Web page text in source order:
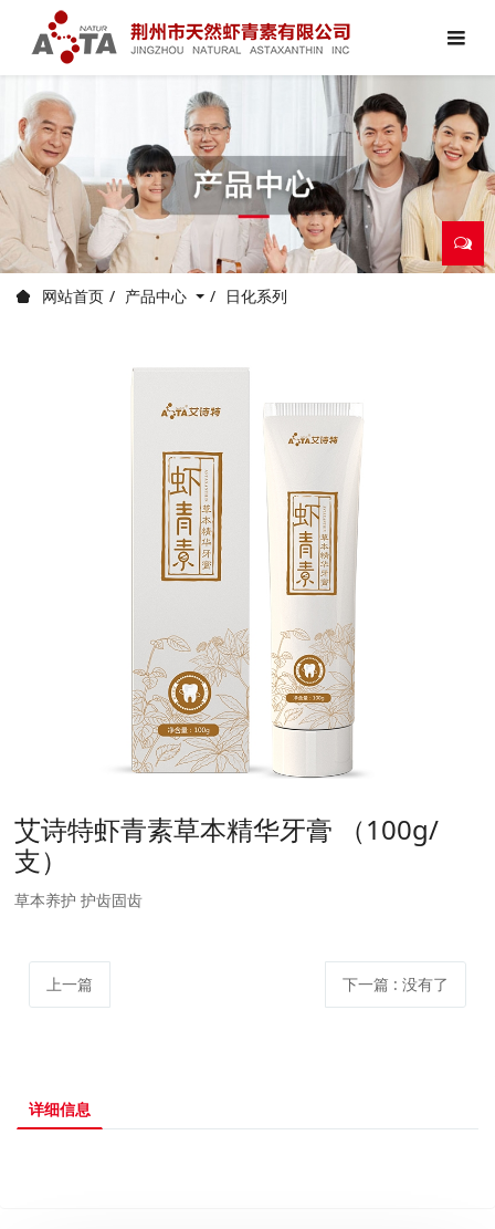
网站首页 产品中心 日化系列
艾诗特虾青素草本精华牙膏 （100g/
支）
草本养护 护齿固齿
上一篇 下一篇 : 没有了
详细信息